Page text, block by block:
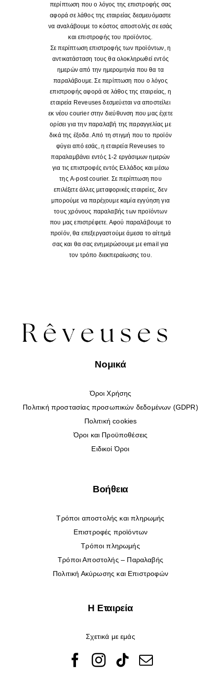
περίπτωση που ο λόγος της επιστροφής σας
αφορά σε λάθος της εταιρείας δεσμευόμαστε
να αναλάβουμε το κόστος αποστολής σε εσάς
και επιστροφής του προϊόντος.
Σε περίπτωση επιστροφής των προϊόντων, η
αντικατάσταση τους θα ολοκληρωθεί εντός
ημερών από την ημερομηνία που θα τα
παραλάβουμε. Σε περίπτωση που ο λόγος
επιστροφής αφορά σε λάθος της εταιρείας, η
εταιρεία Reveuses δεσμεύεται να αποστείλει
εκ νέου courier στην διεύθυνση που μας έχετε
ορίσει για την παραλαβή της παραγγελίας με
δικά της έξοδα. Από τη στιγμή που το προϊόν
φύγει από εσάς, η εταιρεία Reveuses το
παραλαμβάνει εντός 1-2 εργάσιμων ημερών
για τις επιστροφές εντός Ελλάδος και μέσω
της A-post courier. Σε περίπτωση που
επιλέξετε άλλες μεταφορικές εταιρείες, δεν
μπορούμε να παρέχουμε καμία εγγύηση για
τους χρόνους παραλαβής των προϊόντων
που μας επιστρέφετε. Αφού παραλάβουμε το
προϊόν, θα επεξεργαστούμε άμεσα το αίτημά
σας και θα σας ενημερώσουμε με email για
τον τρόπο διεκπεραίωσης του.
Νομικά
Όροι Χρήσης
Πολιτική προστασίας προσωπικών δεδομένων (GDPR)
Πολιτική cookies
Όροι και Προϋποθέσεις
Ειδικοί Όροι
Βοήθεια
Τρόποι αποστολής και πληρωμής
Επιστροφές προϊόντων
Τρόποι πληρωμής
Τρόποι Αποστολής – Παραλαβής
Πολιτική Ακύρωσης και Επιστροφών
Η Εταιρεία
Σχετικά με εμάς